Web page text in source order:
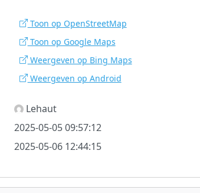
Toon op OpenStreetMap
Toon op Google Maps
Weergeven op Bing Maps
Weergeven op Android
Lehaut
2025-05-05 09:57:12
2025-05-06 12:44:15